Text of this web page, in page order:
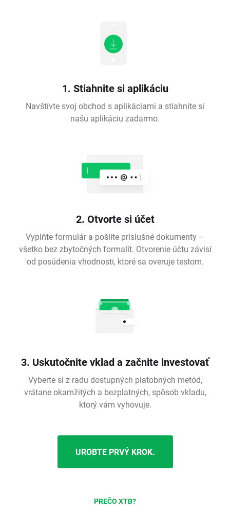
1. Stiahnite si aplikáciu
Navštívte svoj obchod s aplikáciami a stiahnite si
našu aplikáciu zadarmo.
2. Otvorte si účet
Vyplňte formulár a pošlite príslušné dokumenty –
všetko bez zbytočných formalít. Otvorenie účtu závisí
od posúdenia vhodnosti, ktoré sa overuje testom.
3. Uskutočnite vklad a začnite investovať
Vyberte si z radu dostupných platobných metód,
vrátane okamžitých a bezplatných, spôsob vkladu,
ktorý vám vyhovuje.
UROBTE PRVÝ KROK.
PREČO XTB?